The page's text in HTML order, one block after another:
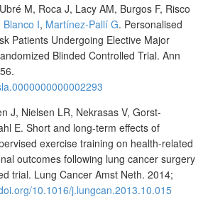
M, Roca J, Lacy AM, Burgos F, Risco
Blanco I, Martínez-Pallí G. Personalised
Patients Undergoing Elective Major
Blinded Controlled Trial. Ann
J, Nielsen LR, Nekrasas V, Gorst-
E. Short and long-term effects of
exercise training on health-related
outcomes following lung cancer surgery
trial. Lung Cancer Amst Neth. 2014;
10.1016/j.lungcan.2013.10.015